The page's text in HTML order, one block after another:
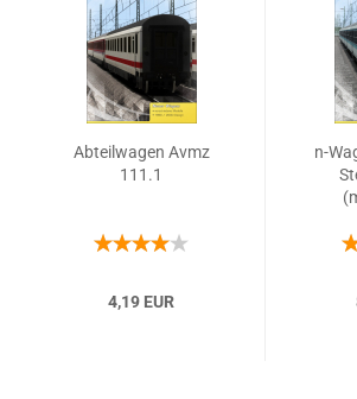
Abteilwagen Avmz
111.1
4,19 EUR
n-